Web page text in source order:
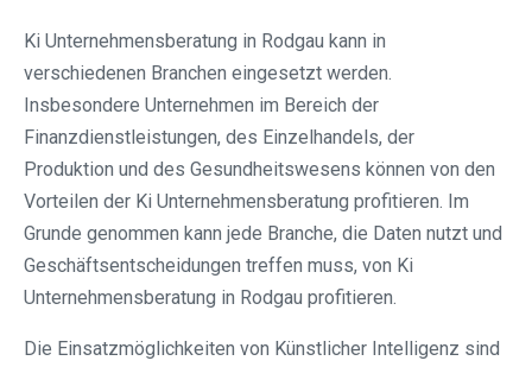
Ki Unternehmensberatung in Rodgau kann in
verschiedenen Branchen eingesetzt werden.
Insbesondere Unternehmen im Bereich der
Finanzdienstleistungen, des Einzelhandels, der
Produktion und des Gesundheitswesens können von den
Vorteilen der Ki Unternehmensberatung profitieren. Im
Grunde genommen kann jede Branche, die Daten nutzt und
Geschäftsentscheidungen treffen muss, von Ki
Unternehmensberatung in Rodgau profitieren.
Die Einsatzmöglichkeiten von Künstlicher Intelligenz sind